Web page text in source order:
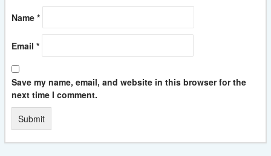
Name *
Email *
Save my name, email, and website in this browser for the
next time I comment.